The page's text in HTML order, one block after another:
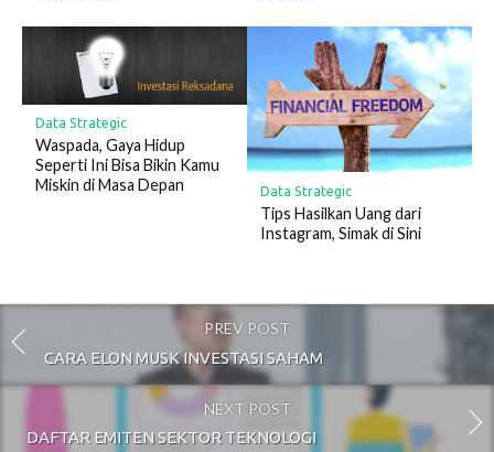
Data Strategic
Waspada, Gaya Hidup
Seperti Ini Bisa Bikin Kamu
Miskin di Masa Depan
Data Strategic
Tips Hasilkan Uang dari
Instagram, Simak di Sini
PREV POST
CARA ELON MUSK INVESTASI SAHAM
NEXT POST
DAFTAR EMITEN SEKTOR TEKNOLOGI